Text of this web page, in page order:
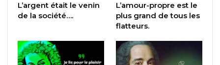
L’argent était le venin
de la société….
L’amour-propre est le
plus grand de tous les
flatteurs.